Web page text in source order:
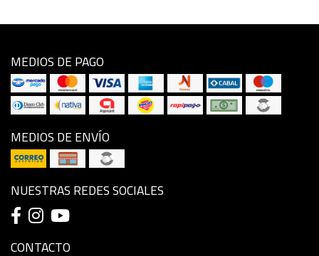
MEDIOS DE PAGO
MEDIOS DE ENVÍO
NUESTRAS REDES SOCIALES
CONTACTO